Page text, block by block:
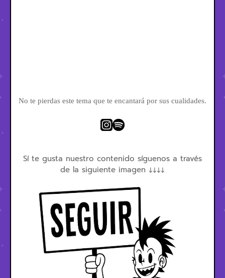
No te pierdas este tema que te encantará por sus cualidades.
Sí te gusta nuestro contenido síguenos a través
de la siguiente imagen ↓↓↓↓